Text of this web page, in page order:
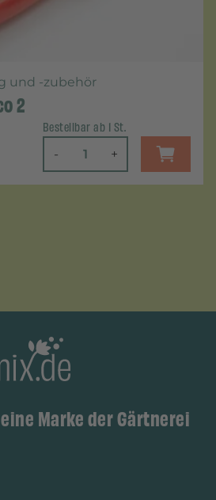
und -zubehör
2
Bestellbar ab 1 St.
- +
Marke der Gärtnerei